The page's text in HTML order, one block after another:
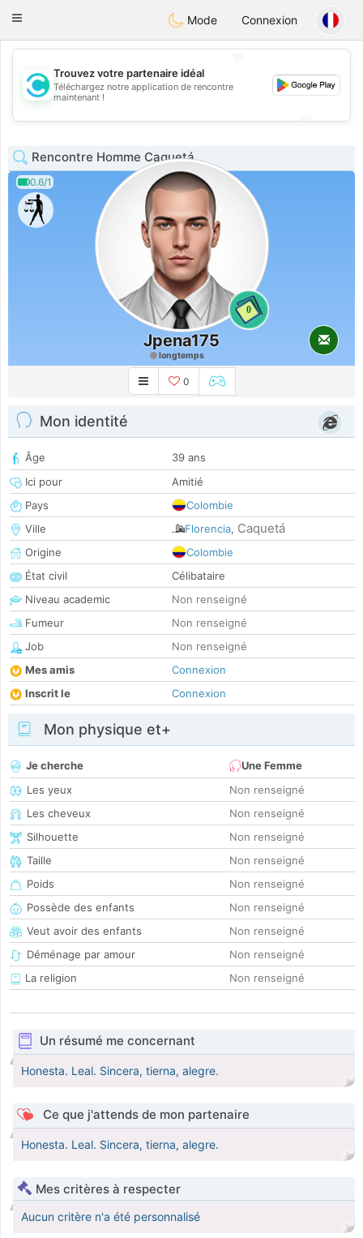
olombiaCitas
Toggle
Mode Connexion
💖
💕
Trouvez votre partenaire idéal
Téléchargez notre application de rencontre
maintenant !
Rencontre Homme Caquetá
0.6/1
0
Jpena175
longtemps
0
Mon identité
Âge
39 ans
Ici pour
Amitié
Pays
Colombie
Ville
Florencia, Caquetá
Origine
Colombie
État civil
Célibataire
Niveau academic
Non renseigné
Fumeur
Non renseigné
Job
Non renseigné
Mes amis
Connexion
Inscrit le
Connexion
Mon physique et+
Je cherche
Une Femme
Les yeux
Non renseigné
Les cheveux
Non renseigné
Silhouette
Non renseigné
Taille
Non renseigné
Poids
Non renseigné
Possède des enfants
Non renseigné
Veut avoir des enfants
Non renseigné
Déménage par amour
Non renseigné
La religion
Non renseigné
Un résumé me concernant
Honesta. Leal. Sincera, tierna, alegre.
Ce que j'attends de mon partenaire
Honesta. Leal. Sincera, tierna, alegre.
Mes critères à respecter
Aucun critère n'a été personnalisé